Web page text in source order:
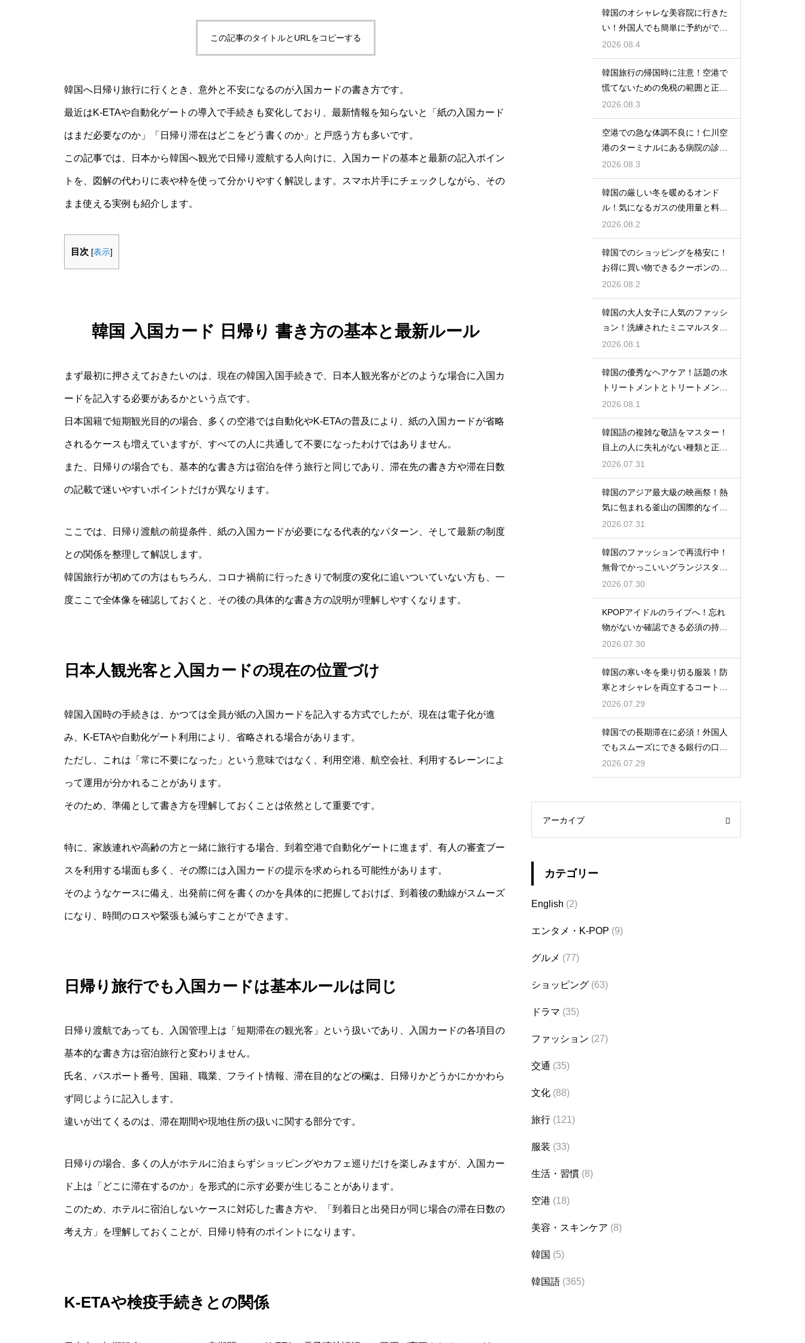
この記事のタイトルとURLをコピーする
韓国へ日帰り旅行に行くとき、意外と不安になるのが入国カードの書き方です。
最近はK-ETAや自動化ゲートの導入で手続きも変化しており、最新情報を知らないと「紙の入国カード
はまだ必要なのか」「日帰り滞在はどこをどう書くのか」と戸惑う方も多いです。
この記事では、日本から韓国へ観光で日帰り渡航する人向けに、入国カードの基本と最新の記入ポイン
トを、図解の代わりに表や枠を使って分かりやすく解説します。スマホ片手にチェックしながら、その
まま使える実例も紹介します。
目次 [表示]
韓国 入国カード 日帰り 書き方の基本と最新ルール
まず最初に押さえておきたいのは、現在の韓国入国手続きで、日本人観光客がどのような場合に入国カ
ードを記入する必要があるかという点です。
日本国籍で短期観光目的の場合、多くの空港では自動化やK-ETAの普及により、紙の入国カードが省略
されるケースも増えていますが、すべての人に共通して不要になったわけではありません。
また、日帰りの場合でも、基本的な書き方は宿泊を伴う旅行と同じであり、滞在先の書き方や滞在日数
の記載で迷いやすいポイントだけが異なります。
ここでは、日帰り渡航の前提条件、紙の入国カードが必要になる代表的なパターン、そして最新の制度
との関係を整理して解説します。
韓国旅行が初めての方はもちろん、コロナ禍前に行ったきりで制度の変化に追いついていない方も、一
度ここで全体像を確認しておくと、その後の具体的な書き方の説明が理解しやすくなります。
日本人観光客と入国カードの現在の位置づけ
韓国入国時の手続きは、かつては全員が紙の入国カードを記入する方式でしたが、現在は電子化が進
み、K-ETAや自動化ゲート利用により、省略される場合があります。
ただし、これは「常に不要になった」という意味ではなく、利用空港、航空会社、利用するレーンによ
って運用が分かれることがあります。
そのため、準備として書き方を理解しておくことは依然として重要です。
特に、家族連れや高齢の方と一緒に旅行する場合、到着空港で自動化ゲートに進まず、有人の審査ブー
スを利用する場面も多く、その際には入国カードの提示を求められる可能性があります。
そのようなケースに備え、出発前に何を書くのかを具体的に把握しておけば、到着後の動線がスムーズ
になり、時間のロスや緊張も減らすことができます。
日帰り旅行でも入国カードは基本ルールは同じ
日帰り渡航であっても、入国管理上は「短期滞在の観光客」という扱いであり、入国カードの各項目の
基本的な書き方は宿泊旅行と変わりません。
氏名、パスポート番号、国籍、職業、フライト情報、滞在目的などの欄は、日帰りかどうかにかかわら
ず同じように記入します。
違いが出てくるのは、滞在期間や現地住所の扱いに関する部分です。
日帰りの場合、多くの人がホテルに泊まらずショッピングやカフェ巡りだけを楽しみますが、入国カー
ド上は「どこに滞在するのか」を形式的に示す必要が生じることがあります。
このため、ホテルに宿泊しないケースに対応した書き方や、「到着日と出発日が同じ場合の滞在日数の
考え方」を理解しておくことが、日帰り特有のポイントになります。
K-ETAや検疫手続きとの関係
韓国のオシャレな美容院に行きた
い！外国人でも簡単に予約ができ
るアプリ
2026.08.4
韓国旅行の帰国時に注意！空港で
慌てないための免税の範囲と正し
い計算
2026.08.3
空港での急な体調不良に！仁川空
港のターミナルにある病院の診療
時間
2026.08.3
韓国の厳しい冬を暖めるオンド
ル！気になるガスの使用量と料金
の目安
2026.08.2
韓国でのショッピングを格安に！
お得に買い物できるクーポンの賢
い探し方
2026.08.2
韓国の大人女子に人気のファッシ
ョン！洗練されたミニマルスタイ
ルの特徴
2026.08.1
韓国の優秀なヘアケア！話題の水
トリートメントとトリートメント
の使い分け
2026.08.1
韓国語の複雑な敬語をマスター！
目上の人に失礼がない種類と正し
い使い分け
2026.07.31
韓国のアジア最大級の映画祭！熱
気に包まれる釜山の国際的なイベ
ント
2026.07.31
韓国のファッションで再流行中！
無骨でかっこいいグランジスタイ
ルの特徴
2026.07.30
KPOPアイドルのライブへ！忘れ
物がないか確認できる必須の持ち
物リスト
2026.07.30
韓国の寒い冬を乗り切る服装！防
寒とオシャレを両立するコートの
種類
2026.07.29
韓国での長期滞在に必須！外国人
でもスムーズにできる銀行の口座
開設
2026.07.29
アーカイブ
カテゴリー
English (2)
エンタメ・K-POP (9)
グルメ (77)
ショッピング (63)
ドラマ (35)
ファッション (27)
交通 (35)
文化 (88)
旅行 (121)
服装 (33)
生活・習慣 (8)
空港 (18)
美容・スキンケア (8)
韓国 (5)
韓国語 (365)